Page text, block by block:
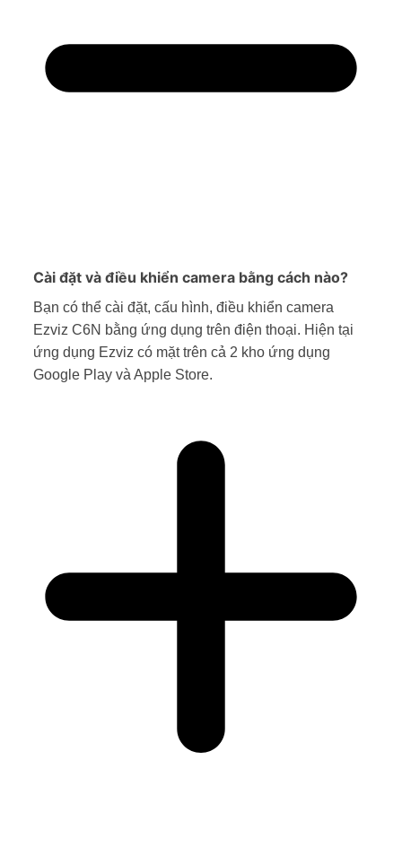
Cài đặt và điều khiển camera bằng cách nào?
Bạn có thể cài đặt, cấu hình, điều khiển camera
Ezviz C6N bằng ứng dụng trên điện thoại. Hiện tại
ứng dụng Ezviz có mặt trên cả 2 kho ứng dụng
Google Play và Apple Store.